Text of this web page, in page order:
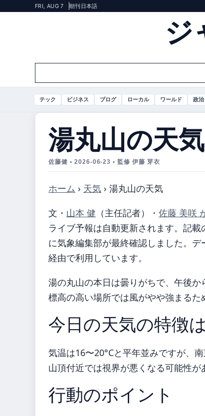
FRI, AUG 7 朝刊 日本語
ジ
テック ビジネス ブログ ローカル ワールド 政治
湯丸山の天気
佐藤健 • 2026-06-23 • 監修 伊藤 芽衣
ホーム › 天気 › 湯丸山の天気
文・ 山本 健 （主任記者） ・ 佐藤 美咲
ライブ予報は自動更新されます。記
に気象編集部が最終確認しました。
経由で利用しています。
湯の丸山の本日は曇りがちで、午後か
標高の高い場所では風がやや強まるた
今日の天気の特徴は
気温は16〜20°Cと平年並みですが、
山頂付近では視界が悪くなる可能性
行動のポイント